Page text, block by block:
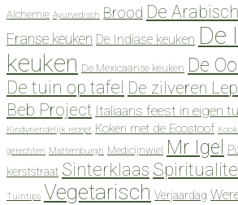
Alchemie Ayurvedisch Brood De
Franse keuken De Indiase keuken De
keuken De Mexicaanse keuken De
De tuin op tafel De zilveren
Beb Project Italiaans feest in eigen
Kindvriendelijk recept Koken met de Ecostoof
gerechten Mattemburgh Medicijnwiel Mr Igel
kerststraat Sinterklaas
Tuintips Vegetarisch Verjaardag